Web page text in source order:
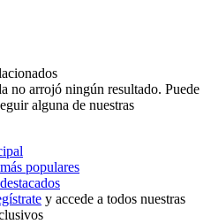
no arrojó ningún resultado. Puede
alguna de nuestras
populares
y accede a todos nuestras